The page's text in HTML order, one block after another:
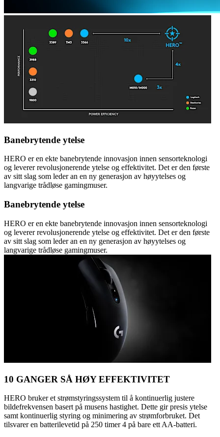
Banebrytende ytelse
HERO er en ekte banebrytende innovasjon innen sensorteknologi
og leverer revolusjonerende ytelse og effektivitet. Det er den første
av sitt slag som leder an en ny generasjon av høyytelses og
langvarige trådløse gamingmuser.
Banebrytende ytelse
HERO er en ekte banebrytende innovasjon innen sensorteknologi
og leverer revolusjonerende ytelse og effektivitet. Det er den første
av sitt slag som leder an en ny generasjon av høyytelses og
langvarige trådløse gamingmuser.
10 GANGER SÅ HØY EFFEKTIVITET
HERO bruker et strømstyringssystem til å kontinuerlig justere
bildefrekvensen basert på musens hastighet. Dette gir presis ytelse
samt kontinuerlig styring og minimering av strømforbruket. Det
tilsvarer en batterilevetid på 250 timer 4 på bare ett AA-batteri.